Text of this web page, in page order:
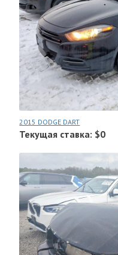
2015 DODGE DART
Текущая ставка: $0